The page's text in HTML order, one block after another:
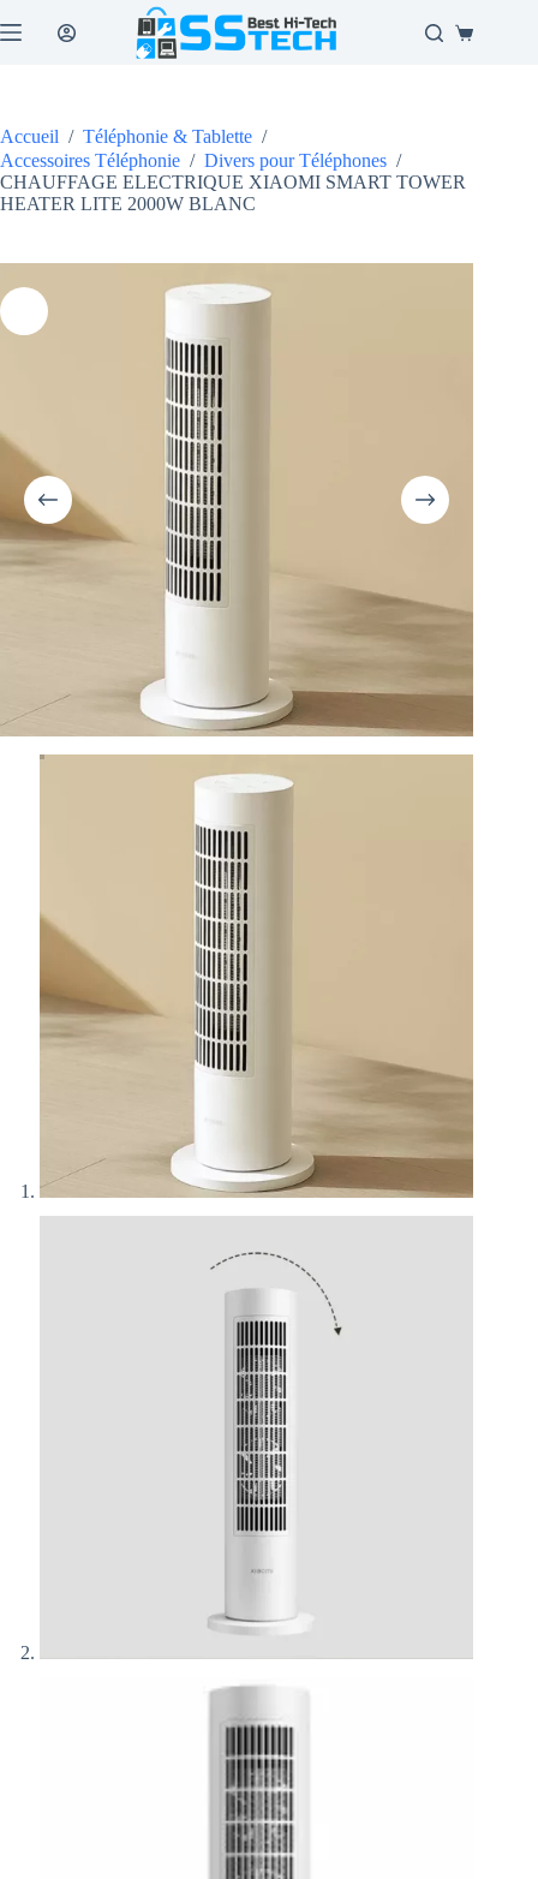
au
Panier
Accueil / Téléphonie & Tablette /
Accessoires Téléphonie / Divers pour Téléphones /
CHAUFFAGE ELECTRIQUE XIAOMI SMART TOWER
HEATER LITE 2000W BLANC